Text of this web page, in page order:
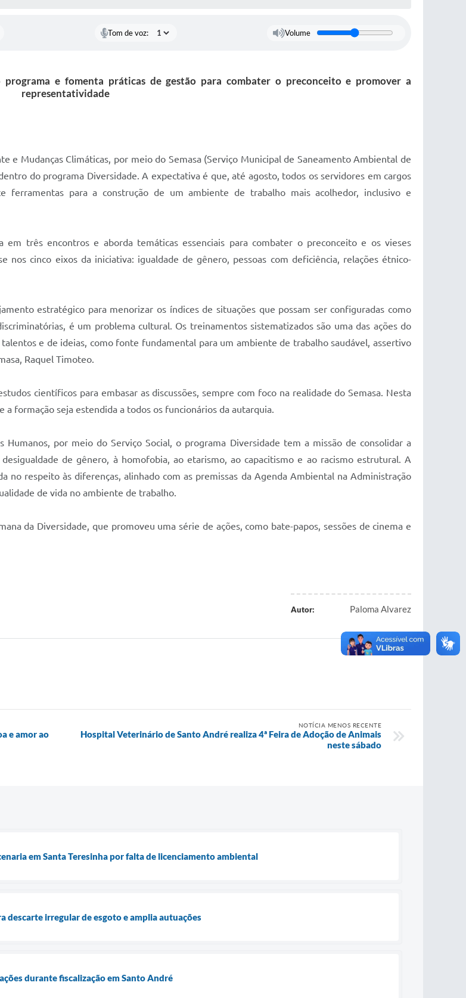
Tom de voz: Volume
e fomenta práticas de gestão para combater o preconceito e promover a
representatividade
e Mudanças Climáticas, por meio do Semasa (Serviço Municipal de Saneamento Ambiental de
do programa Diversidade. A expectativa é que, até agosto, todos os servidores em cargos
ferramentas para a construção de um ambiente de trabalho mais acolhedor, inclusivo e
três encontros e aborda temáticas essenciais para combater o preconceito e os vieses
nos cinco eixos da iniciativa: igualdade de gênero, pessoas com deficiência, relações étnico-
estratégico para menorizar os índices de situações que possam ser configuradas como
é um problema cultural. Os treinamentos sistematizados são uma das ações do
e de ideias, como fonte fundamental para um ambiente de trabalho saudável, assertivo
Raquel Timoteo.
científicos para embasar as discussões, sempre com foco na realidade do Semasa. Nesta
formação seja estendida a todos os funcionários da autarquia.
Humanos, por meio do Serviço Social, o programa Diversidade tem a missão de consolidar a
de gênero, à homofobia, ao etarismo, ao capacitismo e ao racismo estrutural. A
no respeito às diferenças, alinhado com as premissas da Agenda Ambiental na Administração
de vida no ambiente de trabalho.
da Diversidade, que promoveu uma série de ações, como bate-papos, sessões de cinema e
Autor: Paloma Alvarez
e amor ao
NOTÍCIA MENOS RECENTE
Hospital Veterinário de Santo André realiza 4ª Feira de Adoção de Animais
neste sábado
em Santa Teresinha por falta de licenciamento ambiental
descarte irregular de esgoto e amplia autuações
durante fiscalização em Santo André